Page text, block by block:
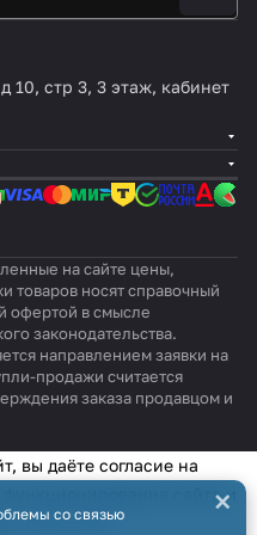
оттенок
ый
cur
ny
nit
10, стр 3, 3 этаж, кабинет
на сайте цены,
товаров носят справочный
офертой в смысле
законодательства.
направлением заявки на
продажи считается
заказа продавцом и
со связью ×
вы даёте согласие на
сайта и
сполитикой